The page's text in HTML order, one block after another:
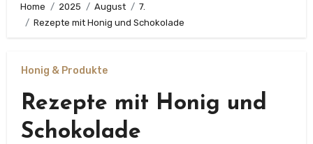
Home 2025 August
7.
Rezepte mit Honig und Schokolade
Honig & Produkte
Rezepte mit Honig und
Schokolade